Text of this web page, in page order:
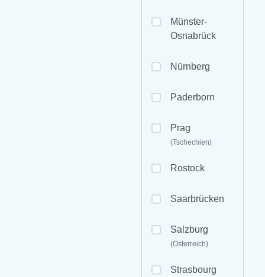
Münster-
Osnabrück
Nürnberg
Paderborn
Prag
(Tschechien)
Rostock
Saarbrücken
Salzburg
(Österreich)
Strasbourg